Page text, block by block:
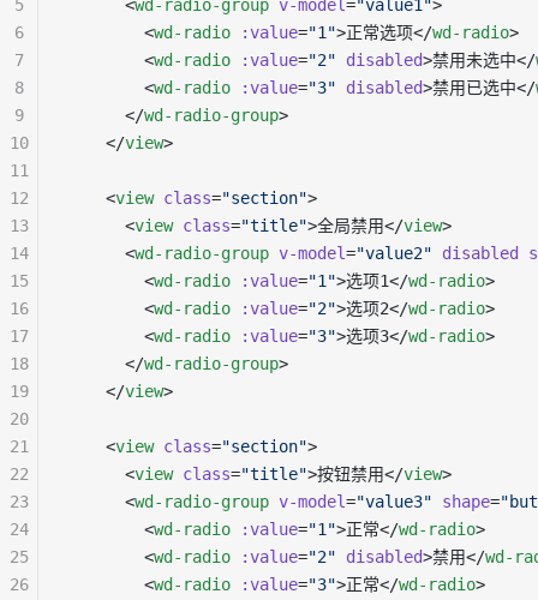
      <
wd-radio-group v-model="value1">
        <
wd-radio :value="1">正常选项</wd-radio>
        <
wd-radio :value="2" disabled>禁用未选中</
        <
wd-radio :value="3" disabled>禁用已选中</
      </
wd-radio-group>
    </
view>
    <
view class="section">
      <
view class="title">全局禁用</view>
      <
wd-radio-group v-model="value2" disabled
        <
wd-radio :value="1">选项1</wd-radio>
        <
wd-radio :value="2">选项2</wd-radio>
        <
wd-radio :value="3">选项3</wd-radio>
      </
wd-radio-group>
    </
view>
    <
view class="section">
      <
view class="title">按钮禁用</view>
      <
wd-radio-group v-model="value3" shape=
        <
wd-radio :value="1">正常</wd-radio>
        <
wd-radio :value="2" disabled>禁用</wd-
        <
wd-radio :value="3">正常</wd-radio>
5
6
7
8
9
10
11
12
13
14
15
16
17
18
19
20
21
22
23
24
25
26